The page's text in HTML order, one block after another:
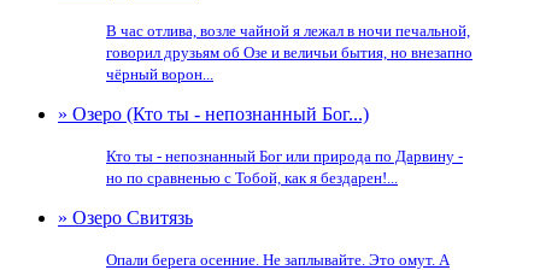
В час отлива, возле чайной я лежал в ночи печальной,
говорил друзьям об Озе и величьи бытия, но внезапно
чёрный ворон...
» Озеро (Кто ты - непознанный Бог...)
Кто ты - непознанный Бог или природа по Дарвину -
но по сравненью с Тобой, как я бездарен!...
» Озеро Свитязь
Опали берега осенние. Не заплывайте. Это омут. А